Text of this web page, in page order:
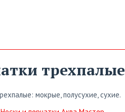
трехпалые
мокрые, полусухие, сухие.